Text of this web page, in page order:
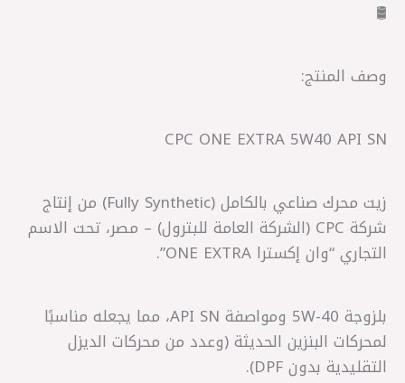
🛢️
وصف المنتج:
CPC ONE EXTRA 5W40 API SN
زيت محرك صناعي بالكامل (Fully Synthetic) من إنتاج
شركة CPC (الشركة العامة للبترول) – مصر، تحت الاسم
التجاري “وان إكسترا ONE EXTRA”.
بلزوجة 5W-40 ومواصفة API SN، مما يجعله مناسبًا
لمحركات البنزين الحديثة (وعدد من محركات الديزل
التقليدية بدون DPF).